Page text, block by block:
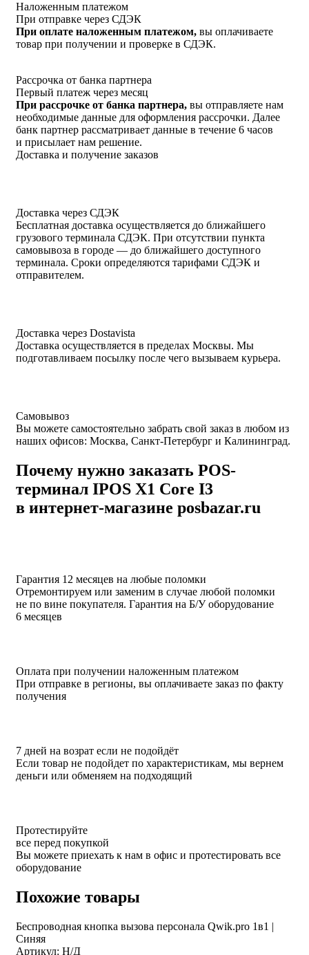
Наложенным платежом
При отправке через СДЭК
При оплате наложенным платежом, вы оплачиваете
товар при получении и проверке в СДЭК.
Рассрочка от банка партнера
Первый платеж через месяц
При рассрочке от банка партнера, вы отправляете нам
необходимые данные для оформления рассрочки. Далее
банк партнер рассматривает данные в течение 6 часов
и присылает нам решение.
Доставка и получение заказов
Доставка через СДЭК
Бесплатная доставка осуществляется до ближайшего
грузового терминала СДЭК. При отсутствии пункта
самовывоза в городе — до ближайшего доступного
терминала. Сроки определяются тарифами СДЭК и
отправителем.
Доставка через Dostavista
Доставка осуществляется в пределах Москвы. Мы
подготавливаем посылку после чего вызываем курьера.
Самовывоз
Вы можете самостоятельно забрать свой заказ в любом из
наших офисов: Москва, Санкт-Петербург и Калининград.
Почему нужно заказать POS-
терминал IPOS X1 Core I3
в интернет-магазине posbazar.ru
Гарантия 12 месяцев на любые поломки
Отремонтируем или заменим в случае любой поломки
не по вине покупателя. Гарантия на Б/У оборудование
6 месяцев
Оплата при получении наложенным платежом
При отправке в регионы, вы оплачиваете заказ по факту
получения
7 дней на возрат если не подойдёт
Если товар не подойдет по характеристикам, мы вернем
деньги или обменяем на подходящий
Протестируйте
все перед покупкой
Вы можете приехать к нам в офис и протестировать все
оборудование
Похожие товары
Беспроводная кнопка вызова персонала Qwik.pro 1в1 |
Cиняя
Артикул: Н/Д